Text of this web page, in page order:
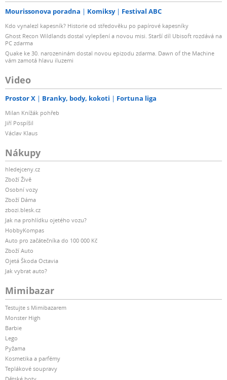
Mourissonova poradna Komiksy Festival ABC
Kdo vynalezl kapesník? Historie od středověku po papírové kapesníky
Ghost Recon Wildlands dostal vylepšení a novou misi. Starší díl Ubisoft rozdává na
PC zdarma
Quake ke 30. narozeninám dostal novou epizodu zdarma. Dawn of the Machine
vám zamotá hlavu iluzemi
Video
Prostor X Branky, body, kokoti Fortuna liga
Milan Knížák pohřeb
Jiří Pospíšil
Václav Klaus
Nákupy
hledejceny.cz
Zboží Živě
Osobní vozy
Zboží Dáma
zbozi.blesk.cz
Jak na prohlídku ojetého vozu?
HobbyKompas
Auto pro začátečníka do 100 000 Kč
Zboží Auto
Ojetá Škoda Octavia
Jak vybrat auto?
Mimibazar
Testujte s Mimibazarem
Monster High
Barbie
Lego
Pyžama
Kosmetika a parfémy
Teplákové soupravy